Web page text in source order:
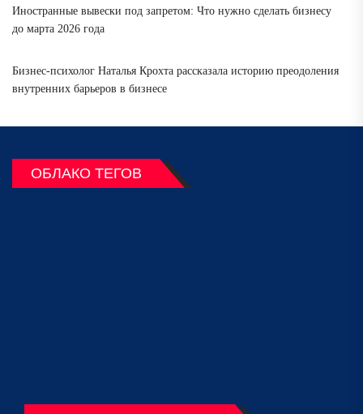
Иностранные вывески под запретом: Что нужно сделать бизнесу
до марта 2026 года
Бизнес-психолог Наталья Крохта рассказала историю преодоления
внутренних барьеров в бизнесе
ОБЛАКО ТЕГОВ